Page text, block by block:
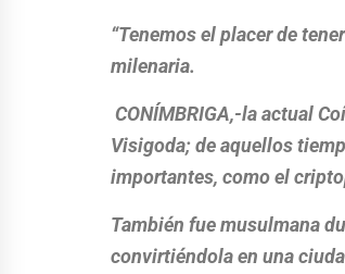
“Tenemos el placer de
milenaria.
CONÍMBRIGA,-la actual
Visigoda; de aquellos
importantes, como el
También fue musulmana
convirtiéndola en una